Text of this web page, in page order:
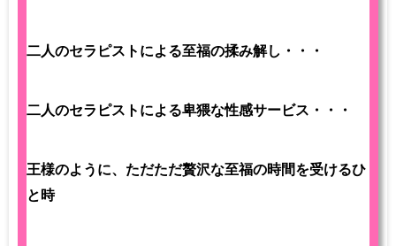
二人のセラピストによる至福の揉み解し・・・
二人のセラピストによる卑猥な性感サービス・・・
王様のように、ただただ贅沢な至福の時間を受けるひ
と時